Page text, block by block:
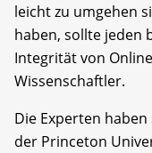
leicht zu umgehen
haben, sollte jeden
Integrität von
Wissenschaftler.
Die Experten
der Princeton